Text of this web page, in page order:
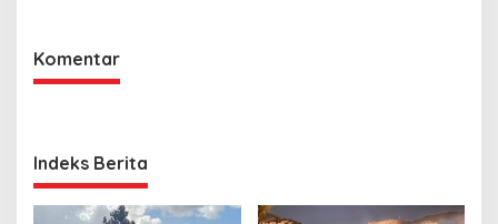
Komentar
Indeks Berita